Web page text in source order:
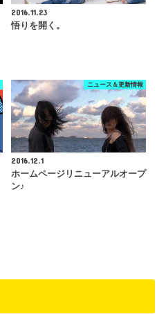
2016.11.23
悟りを開く。
ニュース＆更新情報
2016.12.1
ホームページリニューアルオープ
ン♪